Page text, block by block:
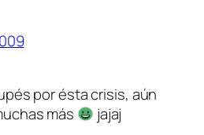
por ésta crisis, aún
más
jajaj